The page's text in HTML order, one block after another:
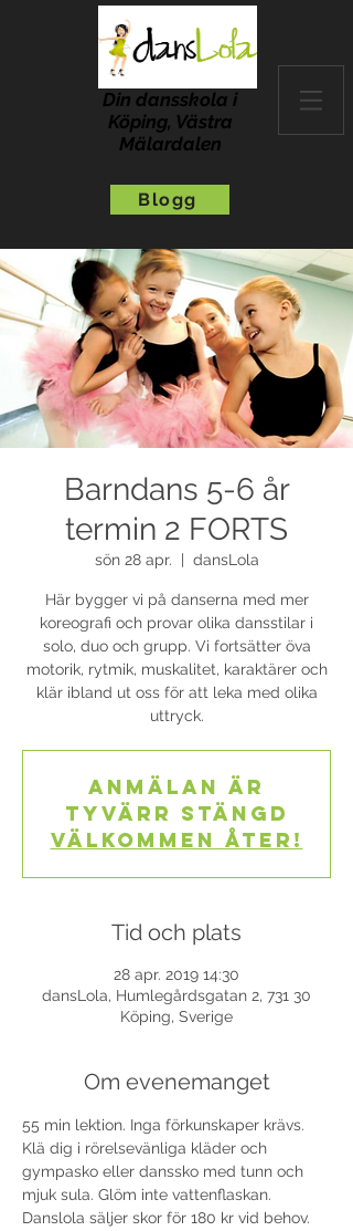
Din dansskola i
Köping, Västra
Mälardalen
Blogg
Barndans 5-6 år
termin 2 FORTS
sön 28 apr. dansLola
Här bygger vi på danserna med mer
koreografi och provar olika dansstilar i
solo, duo och grupp. Vi fortsätter öva
motorik, rytmik, muskalitet, karaktärer och
klär ibland ut oss för att leka med olika
uttryck.
Anmälan är
tyvärr stängd
Välkommen åter!
Tid och plats
28 apr. 2019 14:30
dansLola, Humlegårdsgatan 2, 731 30
Köping, Sverige
Om evenemanget
55 min lektion. Inga förkunskaper krävs.
Klä dig i rörelsevänliga kläder och
gympasko eller danssko med tunn och
mjuk sula. Glöm inte vattenflaskan.